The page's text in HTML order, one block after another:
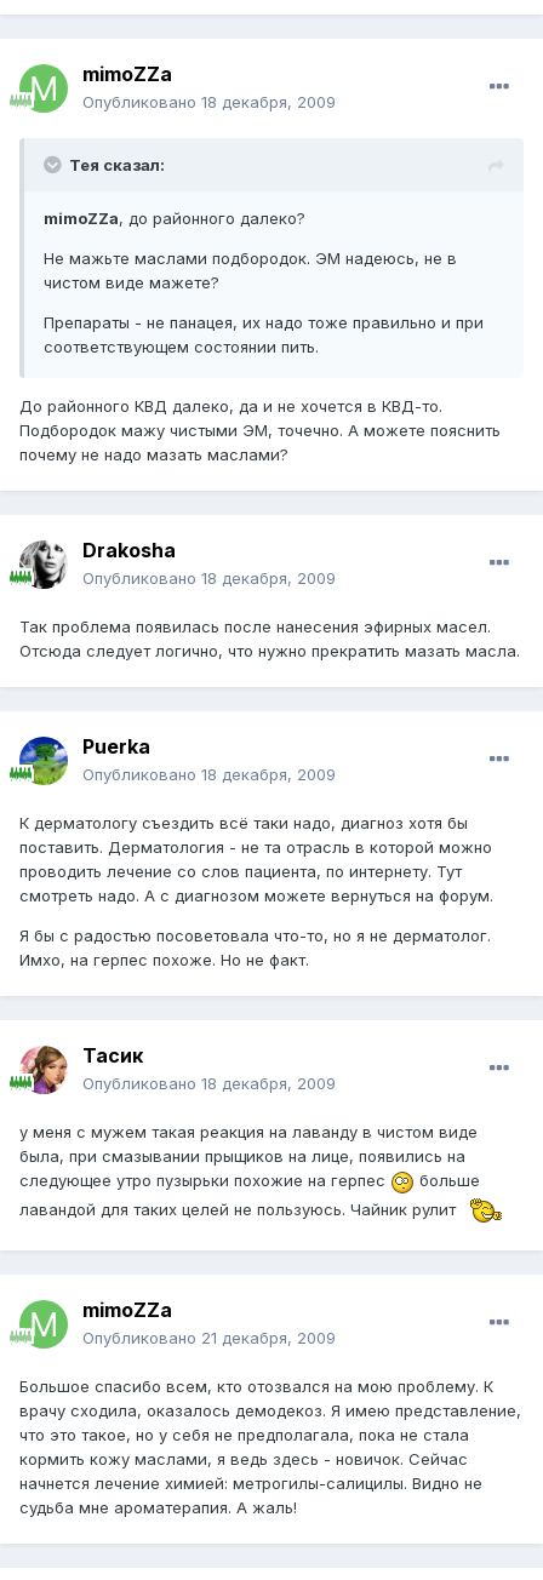
mimoZZa
Опубликовано 18 декабря, 2009
Тея сказал:
mimoZZa, до районного далеко?
Не мажьте маслами подбородок. ЭМ надеюсь, не в
чистом виде мажете?
Препараты - не панацея, их надо тоже правильно и при
соответствующем состоянии пить.
До районного КВД далеко, да и не хочется в КВД-то.
Подбородок мажу чистыми ЭМ, точечно. А можете пояснить
почему не надо мазать маслами?
Drakosha
Опубликовано 18 декабря, 2009
Так проблема появилась после нанесения эфирных масел.
Отсюда следует логично, что нужно прекратить мазать масла.
Puerka
Опубликовано 18 декабря, 2009
К дерматологу съездить всё таки надо, диагноз хотя бы
поставить. Дерматология - не та отрасль в которой можно
проводить лечение со слов пациента, по интернету. Тут
смотреть надо. А с диагнозом можете вернуться на форум.
Я бы с радостью посоветовала что-то, но я не дерматолог.
Имхо, на герпес похоже. Но не факт.
Тасик
Опубликовано 18 декабря, 2009
у меня с мужем такая реакция на лаванду в чистом виде
была, при смазывании прыщиков на лице, появились на
следующее утро пузырьки похожие на герпес
больше
лавандой для таких целей не пользуюсь. Чайник рулит
mimoZZa
Опубликовано 21 декабря, 2009
Большое спасибо всем, кто отозвался на мою проблему. К
врачу сходила, оказалось демодекоз. Я имею представление,
что это такое, но у себя не предполагала, пока не стала
кормить кожу маслами, я ведь здесь - новичок. Сейчас
начнется лечение химией: метрогилы-салицилы. Видно не
судьба мне ароматерапия. А жаль!